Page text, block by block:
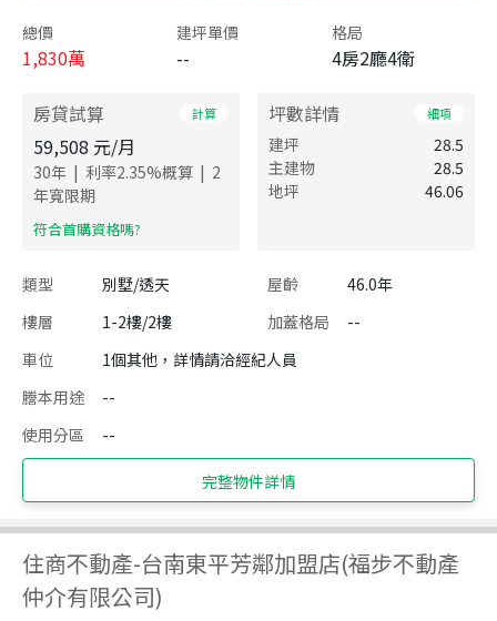
總價
1,830萬
建坪單價
--
格局
4房2廳4衛
房貸試算 計算
59,508 元/月
30年 | 利率2.35%概算 | 2
年寬限期
​符合首購資格嗎?
坪數詳情 細項
建坪
28.5
主建物
28.5
地坪
46.06
類型 別墅/透天 屋齡
46.0年
樓層
1-2樓/2樓 加蓋格局
--
車位
1個其他，詳情請洽經紀人員
謄本用途
--
使用分區
--
完整物件詳情
住商不動產-台南東平芳鄰加盟店(福步不動產
仲介有限公司)